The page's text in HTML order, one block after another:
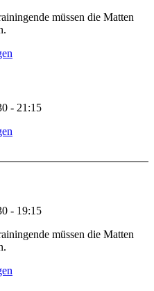
müssen die Matten
- 21:15
- 19:15
müssen die Matten